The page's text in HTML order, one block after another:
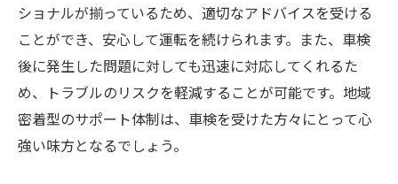
ショナルが揃っているため、適切なアドバイスを受ける
ことができ、安心して運転を続けられます。また、車検
後に発生した問題に対しても迅速に対応してくれるた
め、トラブルのリスクを軽減することが可能です。地域
密着型のサポート体制は、車検を受けた方々にとって心
強い味方となるでしょう。